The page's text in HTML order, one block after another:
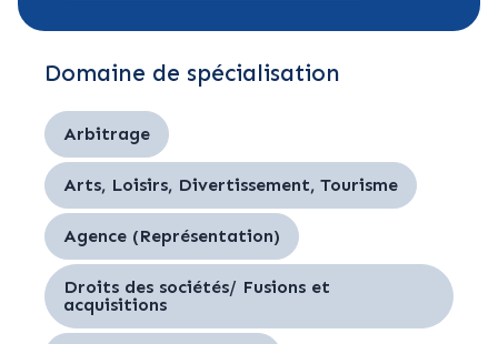
Domaine de spécialisation
Arbitrage
Arts, Loisirs, Divertissement, Tourisme
Agence (Représentation)
Droits des sociétés/ Fusions et
acquisitions